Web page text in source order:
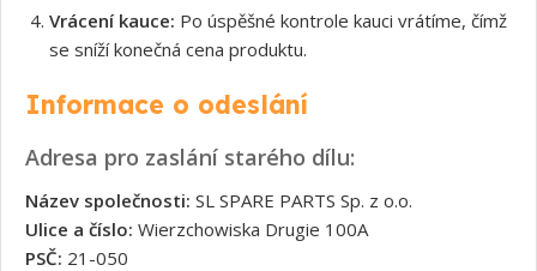
Vrácení kauce: Po úspěšné kontrole kauci vrátíme, čímž
se sníží konečná cena produktu.
Informace o odeslání
Adresa pro zaslání starého dílu:
Název společnosti: SL SPARE PARTS Sp. z o.o.
Ulice a číslo: Wierzchowiska Drugie 100A
PSČ: 21-050